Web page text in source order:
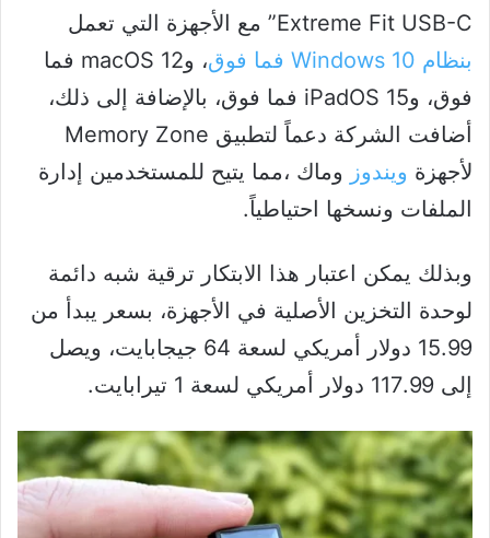
Extreme Fit USB-C” مع الأجهزة التي تعمل
بنظام Windows 10 فما فوق
، وmacOS 12 فما
فوق، وiPadOS 15 فما فوق، بالإضافة إلى ذلك،
أضافت الشركة دعماً لتطبيق Memory Zone
لأجهزة ويندوز وماك ،مما يتيح للمستخدمين إدارة
الملفات ونسخها احتياطياً.
وبذلك يمكن اعتبار هذا الابتكار ترقية شبه دائمة
لوحدة التخزين الأصلية في الأجهزة، بسعر يبدأ من
15.99 دولار أمريكي لسعة 64 جيجابايت، ويصل
إلى 117.99 دولار أمريكي لسعة 1 تيرابايت.